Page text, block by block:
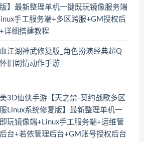
】最新整理单机一键既玩镜像服务端
手工服务端+多区跨服+GM授权后
详细搭建教程
江湖神武修复版_角色扮演经典超Q
旧剧情动作手游
3D仙侠手游【天之禁-契约战歌多区
Linux系统修复版】最新整理单机一
玩镜像端+Linux手工服务端+运维管
台+若依管理后台+GM账号授权后台